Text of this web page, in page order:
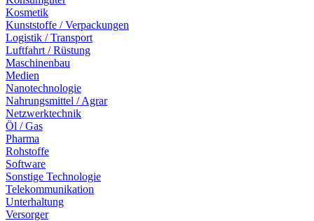
Kosmetik
Kunststoffe / Verpackungen
Logistik / Transport
Luftfahrt / Rüstung
Maschinenbau
Medien
Nanotechnologie
Nahrungsmittel / Agrar
Netzwerktechnik
Öl / Gas
Pharma
Rohstoffe
Software
Sonstige Technologie
Telekommunikation
Unterhaltung
Versorger